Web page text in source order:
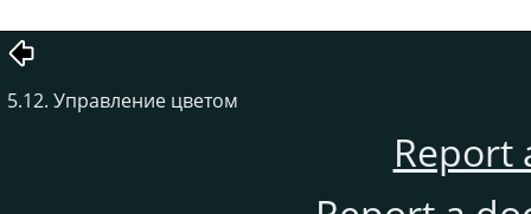
5.12. Управление цветом
Report